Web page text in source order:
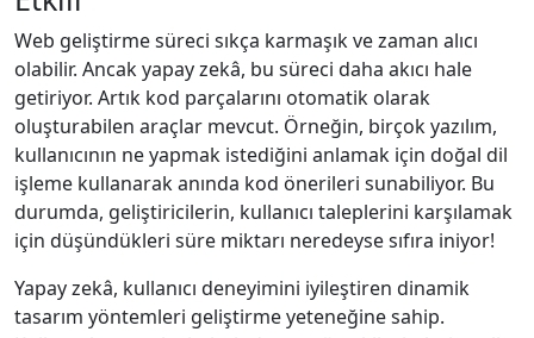
Web geliştirme süreci sıkça karmaşık ve zaman alıcı
olabilir. Ancak yapay zekâ, bu süreci daha akıcı hale
getiriyor. Artık kod parçalarını otomatik olarak
oluşturabilen araçlar mevcut. Örneğin, birçok yazılım,
kullanıcının ne yapmak istediğini anlamak için doğal dil
işleme kullanarak anında kod önerileri sunabiliyor. Bu
durumda, geliştiricilerin, kullanıcı taleplerini karşılamak
için düşündükleri süre miktarı neredeyse sıfıra iniyor!
Yapay zekâ, kullanıcı deneyimini iyileştiren dinamik
tasarım yöntemleri geliştirme yeteneğine sahip.